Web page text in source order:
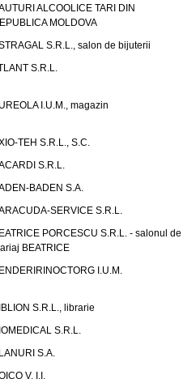
ALCOOLICE TARI DIN
MOLDOVA
S.R.L., salon de bijuterii
S.R.L.
I.U.M., magazin
TEH S.R.L., S.C.
S.R.L.
BADEN S.A.
SERVICE S.R.L.
PORCESCU S.R.L. - salonul de
BEATRICE
I.U.M.
S.R.L., librarie
S.R.L.
S.A.
V. I.I.